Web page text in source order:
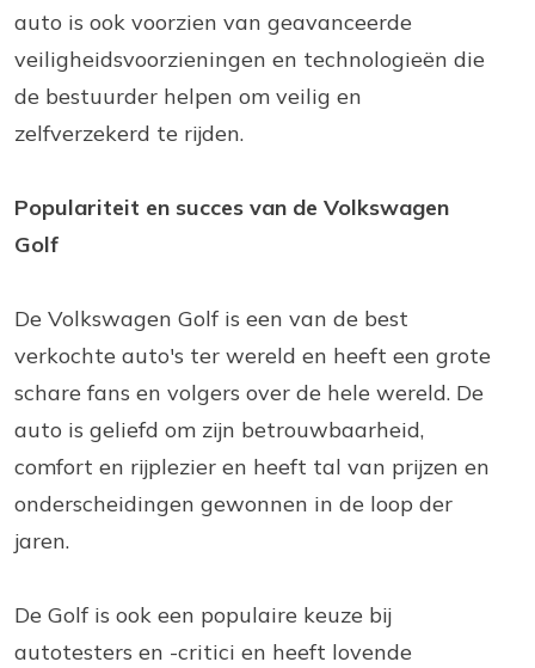
auto is ook voorzien van geavanceerde
veiligheidsvoorzieningen en technologieën die
de bestuurder helpen om veilig en
zelfverzekerd te rijden.
Populariteit en succes van de Volkswagen
Golf
De Volkswagen Golf is een van de best
verkochte auto's ter wereld en heeft een grote
schare fans en volgers over de hele wereld. De
auto is geliefd om zijn betrouwbaarheid,
comfort en rijplezier en heeft tal van prijzen en
onderscheidingen gewonnen in de loop der
jaren.
De Golf is ook een populaire keuze bij
autotesters en -critici en heeft lovende